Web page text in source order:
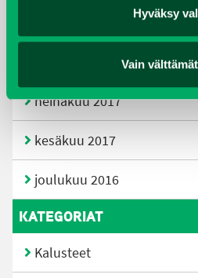
Hyväksy
Vain
heinäkuu 2017
kesäkuu 2017
joulukuu 2016
KATEGORIAT
Kalusteet